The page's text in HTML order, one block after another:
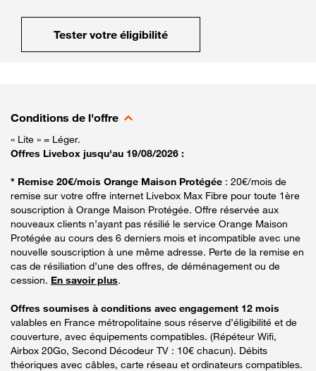
Tester votre éligibilité
Conditions de l'offre
« Lite » = Léger.
Offres Livebox jusqu'au 19/08/2026 :
* Remise 20€/mois Orange Maison Protégée : 20€/mois de
remise sur votre offre internet Livebox Max Fibre pour toute 1ère
souscription à Orange Maison Protégée. Offre réservée aux
nouveaux clients n’ayant pas résilié le service Orange Maison
Protégée au cours des 6 derniers mois et incompatible avec une
nouvelle souscription à une même adresse. Perte de la remise en
cas de résiliation d’une des offres, de déménagement ou de
cession. En savoir plus.
Offres soumises à conditions avec engagement 12 mois
valables en France métropolitaine sous réserve d’éligibilité et de
couverture, avec équipements compatibles. (Répéteur Wifi,
Airbox 20Go, Second Décodeur TV : 10€ chacun). Débits
théoriques avec câbles, carte réseau et ordinateurs compatibles.